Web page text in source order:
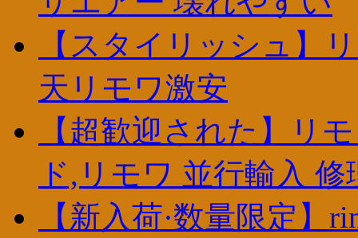
【スタイリッシュ】
天リモワ激安
【超歓迎された】リ
ド,リモワ 並行輸入
【新入荷·数量限定】